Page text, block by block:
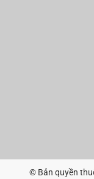
© Bản quyền